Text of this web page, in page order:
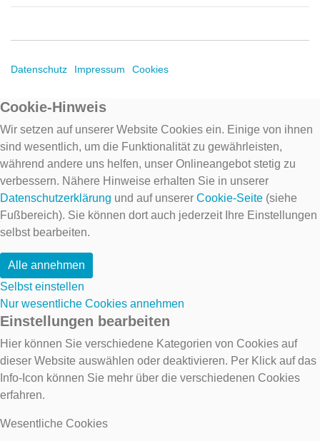
Datenschutz Impressum Cookies
Cookie-Hinweis
Wir setzen auf unserer Website Cookies ein. Einige von ihnen
sind wesentlich, um die Funktionalität zu gewährleisten,
während andere uns helfen, unser Onlineangebot stetig zu
verbessern. Nähere Hinweise erhalten Sie in unserer
Datenschutzerklärung und auf unserer Cookie-Seite (siehe
Fußbereich). Sie können dort auch jederzeit Ihre Einstellungen
selbst bearbeiten.
Alle annehmen
Selbst einstellen
Nur wesentliche Cookies annehmen
Einstellungen bearbeiten
Hier können Sie verschiedene Kategorien von Cookies auf
dieser Website auswählen oder deaktivieren. Per Klick auf das
Info-Icon können Sie mehr über die verschiedenen Cookies
erfahren.
Wesentliche Cookies